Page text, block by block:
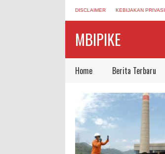
DISCLAIMER KEBIJAKAN PRIVASI
MBIPIKE
Home Berita Terbaru